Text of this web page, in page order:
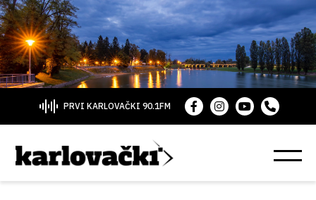
PRVI KARLOVAČKI 90.1FM